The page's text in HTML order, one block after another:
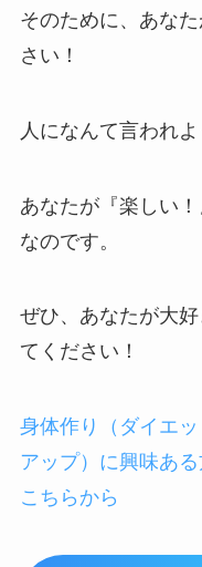
そのために、あな
さい！
人になんて言われ
あなたが『楽しい
なのです。
ぜひ、あなたが大
てください！
身体作り（ダイエ
アップ）に興味あ
こちらから